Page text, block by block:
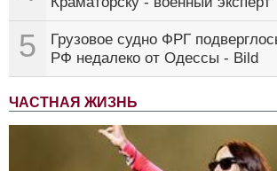
5
Грузовое судно ФРГ
РФ недалеко от Одессы - Bild
ЧАСТНАЯ ЖИЗНЬ